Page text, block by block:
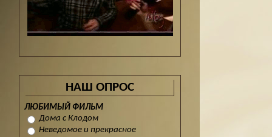
НАШ ОПРОС
ЛЮБИМЫЙ ФИЛЬМ
Дома с Клодом
Неведомое и прекрасное